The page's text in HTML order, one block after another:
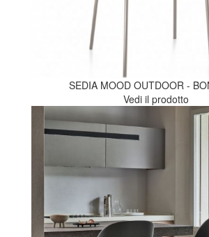
SEDIA MOOD OUTDOOR -
Vedi il prodotto